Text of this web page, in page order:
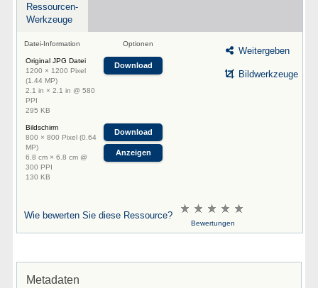
Ressourcen-
Werkzeuge
Datei-Information Optionen
Original JPG Datei
1200 × 1200 Pixel
(1.44 MP)
2.1 in × 2.1 in @ 580
PPI
295 KB
Download
Bildschirm
800 × 800 Pixel (0.64
MP)
6.8 cm × 6.8 cm @
300 PPI
130 KB
Download
Anzeigen
Weitergeben
Bildwerkzeuge
Wie bewerten Sie diese Ressource?
Bewertungen
Metadaten